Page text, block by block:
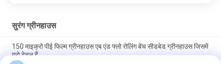
सुरंग ग्रीनहाउस
150 माइक्रो पीई फिल्म ग्रीनहाउस एब एंड फ्लो रोलिंग बेंच सीडबेड ग्रीनहाउस जिसमें
ग्रो टेबल हैं